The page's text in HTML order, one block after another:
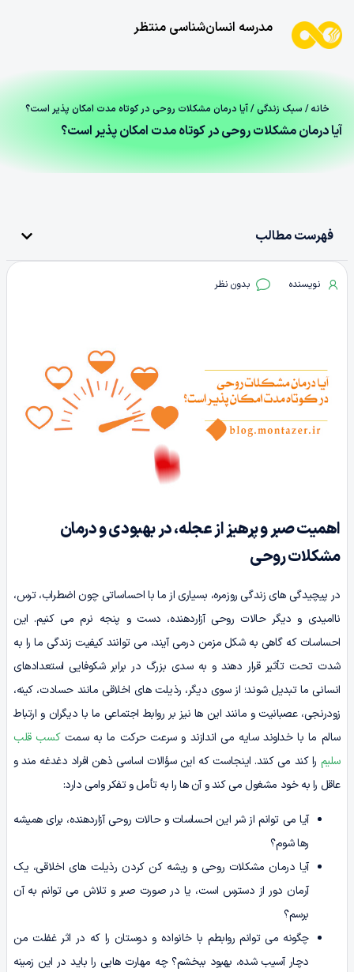
مدرسه انسان‌شناسی منتظر
خانه/ سبک زندگی/ آیا درمان مشکلات روحی در کوتاه مدت امکان پذیر است؟
آیا درمان مشکلات روحی در کوتاه مدت امکان پذیر است؟
فهرست مطالب
نویسنده بدون نظر
اهمیت صبر و پرهیز از عجله، در بهبودی و درمان
مشکلات روحی
در پیچیدگی های زندگی روزمره، بسیاری از ما با احساساتی چون اضطراب، ترس،
ناامیدی و دیگر حالات روحی آزاردهنده، دست و پنجه نرم می کنیم. این
احساسات که گاهی به شکل مزمن درمی آیند، می توانند کیفیت زندگی ما را به
شدت تحت تأثیر قرار دهند و به سدی بزرگ در برابر شکوفایی استعدادهای
انسانی ما تبدیل شوند؛ از سوی دیگر، رذیلت های اخلاقی مانند حسادت، کینه،
زودرنجی، عصبانیت و مانند این ها نیز بر روابط اجتماعی ما با دیگران و ارتباط
سالم ما با خداوند سایه می اندازند و سرعت حرکت ما به سمتکسب قلب
سلیم را کند می کنند. اینجاست که این سؤالات اساسی ذهن افراد دغدغه مند و
عاقل را به خود مشغول می کند و آن ها را به تأمل و تفکر وامی دارد:
آیا می توانم از شر این احساسات و حالات روحی آزاردهنده، برای همیشه
رها شوم؟
آیا درمان مشکلات روحی و ریشه کن کردن رذیلت های اخلاقی، یک
آرمان دور از دسترس است، یا در صورت صبر و تلاش می توانم به آن
برسم؟
چگونه می توانم روابطم با خانواده و دوستان را که در اثر غفلت من
دچار آسیب شده، بهبود ببخشم؟ چه مهارت هایی را باید در این زمینه